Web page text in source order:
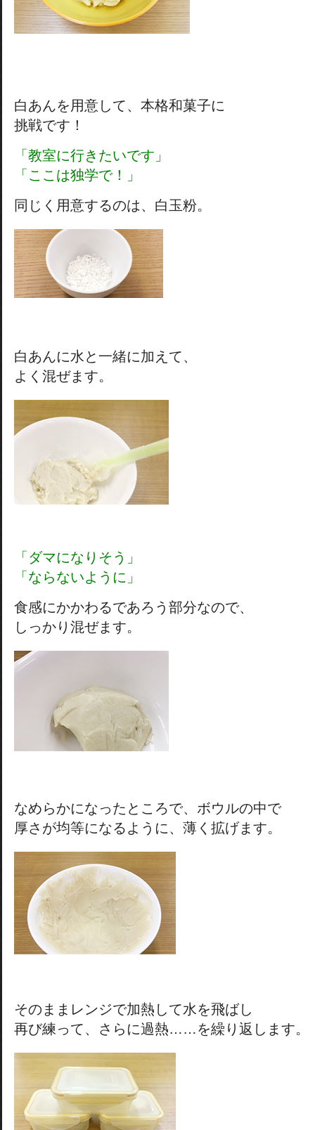
白あんを用意して、本格和菓子に
挑戦です！
「教室に行きたいです」
「ここは独学で！」
同じく用意するのは、白玉粉。
白あんに水と一緒に加えて、
よく混ぜます。
「ダマになりそう」
「ならないように」
食感にかかわるであろう部分なので、
しっかり混ぜます。
なめらかになったところで、ボウルの中で
厚さが均等になるように、薄く拡げます。
そのままレンジで加熱して水を飛ばし
再び練って、さらに過熱……を繰り返します。